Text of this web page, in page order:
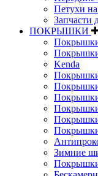
Петухи
Запчасти
ПОКРЫШКИ
Kenda
Покрышки
Зимние
Покрышки